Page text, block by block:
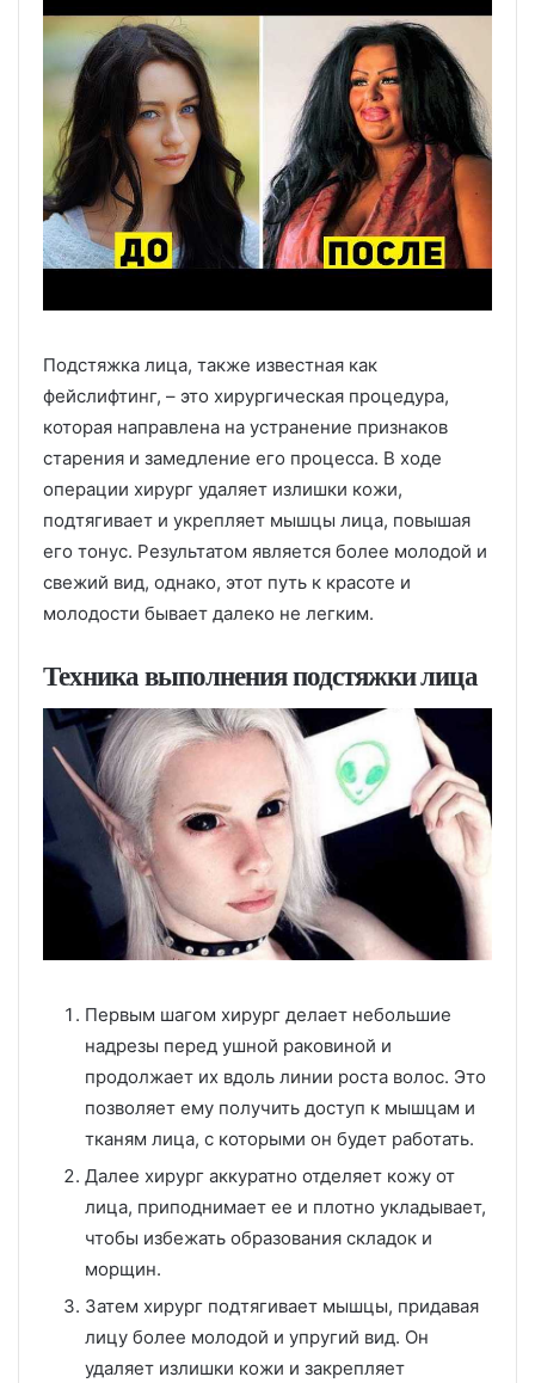
Подстяжка лица, также известная как
фейслифтинг, – это хирургическая процедура,
которая направлена на устранение признаков
старения и замедление его процесса. В ходе
операции хирург удаляет излишки кожи,
подтягивает и укрепляет мышцы лица, повышая
его тонус. Результатом является более молодой и
свежий вид, однако, этот путь к красоте и
молодости бывает далеко не легким.
Техника выполнения подстяжки лица
Первым шагом хирург делает небольшие
надрезы перед ушной раковиной и
продолжает их вдоль линии роста волос. Это
позволяет ему получить доступ к мышцам и
тканям лица, с которыми он будет работать.
Далее хирург аккуратно отделяет кожу от
лица, приподнимает ее и плотно укладывает,
чтобы избежать образования складок и
морщин.
Затем хирург подтягивает мышцы, придавая
лицу более молодой и упругий вид. Он
удаляет излишки кожи и закрепляет